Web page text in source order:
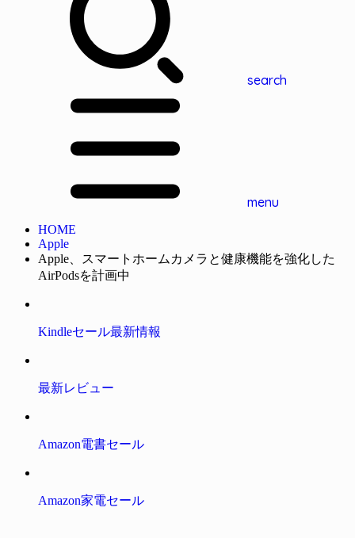
search
menu
HOME
Apple
Apple、スマートホームカメラと健康機能を強化した
AirPodsを計画中
Kindleセール最新情報
最新レビュー
Amazon電書セール
Amazon家電セール